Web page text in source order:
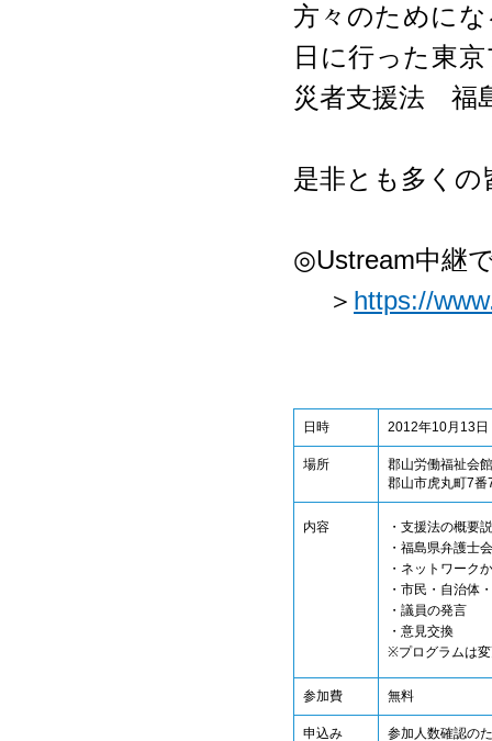
方々のために
日に行った東
災者支援法 福
是非とも多く
◎Ustream中継
＞ https://
日時 2012年10月13
場所
郡山労働福祉会
郡山市虎丸町7
内容
・支援法の概要
・福島県弁護士
・ネットワーク
・市民・自治体
・議員の発言
・意見交換
※プログラムは
参加費 無料
申込み
参加人数確認の